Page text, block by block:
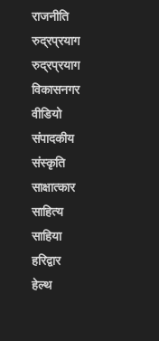
राजनीति
रुद्रप्रयाग
रुद्रप्रयाग
विकासनगर
वीडियो
संपादकीय
संस्कृति
साक्षात्कार
साहित्य
साहिया
हरिद्वार
हेल्थ